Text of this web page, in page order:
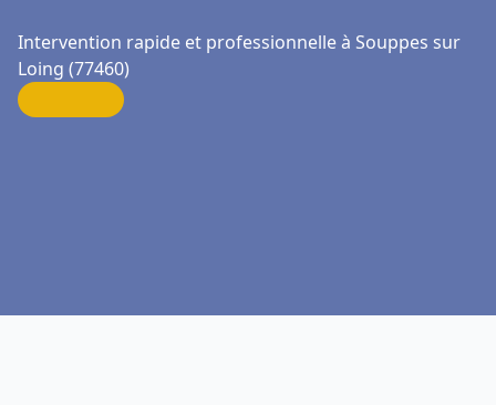
Intervention rapide et professionnelle à Souppes sur
Loing (77460)